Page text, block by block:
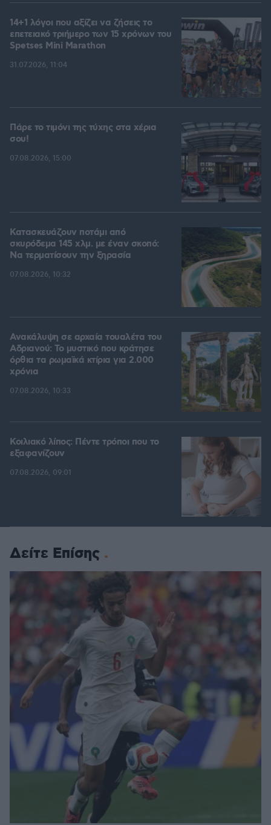
14+1 λόγοι που αξίζει να ζήσεις το
επετειακό τριήμερο των 15 χρόνων του
Spetses Mini Marathon
31.07.2026, 11:04
Πάρε το τιμόνι της τύχης στα χέρια
σου!
07.08.2026, 15:00
Κατασκευάζουν ποτάμι από
σκυρόδεμα 145 χλμ. με έναν σκοπό:
Να τερματίσουν την ξηρασία
07.08.2026, 10:32
Ανακάλυψη σε αρχαία τουαλέτα του
Αδριανού: Το μυστικό που κράτησε
όρθια τα ρωμαϊκά κτίρια για 2.000
χρόνια
07.08.2026, 10:33
Κοιλιακό λίπος: Πέντε τρόποι που το
εξαφανίζουν
07.08.2026, 09:01
Δείτε Επίσης